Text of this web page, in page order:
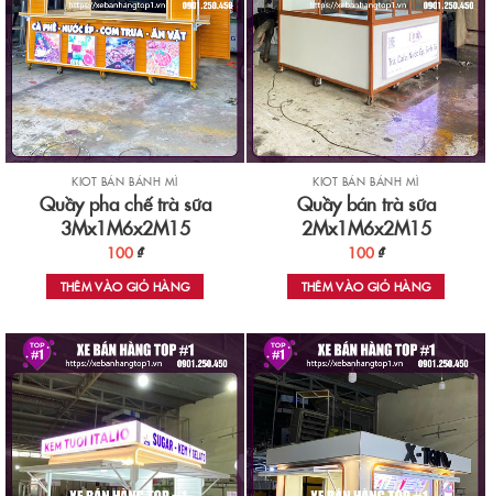
KIOT BÁN BÁNH MÌ
Quầy pha chế trà sữa
3Mx1M6x2M15
100 ₫
THÊM VÀO GIỎ HÀNG
KIOT BÁN BÁNH MÌ
Quầy bán trà sữa
2Mx1M6x2M15
100 ₫
THÊM VÀO GIỎ HÀNG